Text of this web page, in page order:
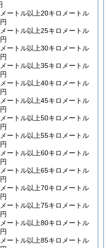
ートル以上20キロメートル
ートル以上25キロメートル
ートル以上30キロメートル
ートル以上35キロメートル
ートル以上40キロメートル
ートル以上45キロメートル
ートル以上50キロメートル
ートル以上55キロメートル
ートル以上60キロメートル
ートル以上65キロメートル
ートル以上70キロメートル
ートル以上75キロメートル
ートル以上80キロメートル
ートル以上85キロメートル